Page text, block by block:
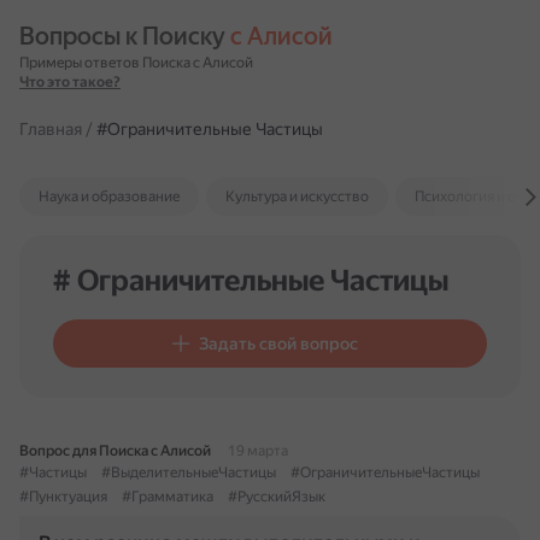
Вопросы к Поиску с Алисой
Примеры ответов Поиска с Алисой
Что это такое?
Главная / #Ограничительные Частицы
Наука и образование Культура и искусство Психология и
# Ограничительные Частицы
Задать свой вопрос
Вопрос для Поиска с Алисой
19 марта
#Частицы
#ВыделительныеЧастицы
#ОграничительныеЧастицы
#Пунктуация
#Грамматика #РусскийЯзык